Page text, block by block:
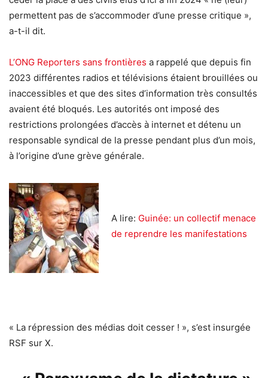
permettent pas de s’accommoder d’une presse critique »,
a-t-il dit.
L’ONG Reporters sans frontières a rappelé que depuis fin
2023 différentes radios et télévisions étaient brouillées ou
inaccessibles et que des sites d’information très consultés
avaient été bloqués. Les autorités ont imposé des
restrictions prolongées d’accès à internet et détenu un
responsable syndical de la presse pendant plus d’un mois,
à l’origine d’une grève générale.
A lire: Guinée: un collectif menace
de reprendre les manifestations
« La répression des médias doit cesser ! », s’est insurgée
RSF sur X.